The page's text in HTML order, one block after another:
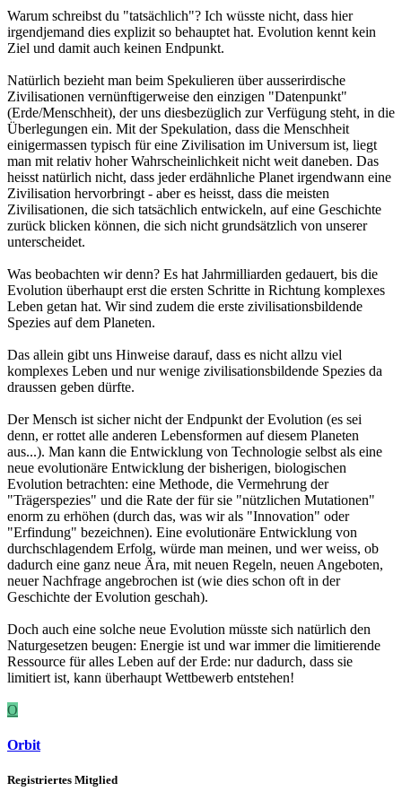
Warum schreibst du "tatsächlich"? Ich wüsste nicht, dass hier
irgendjemand dies explizit so behauptet hat. Evolution kennt kein
Ziel und damit auch keinen Endpunkt.
Natürlich bezieht man beim Spekulieren über ausserirdische
Zivilisationen vernünftigerweise den einzigen "Datenpunkt"
(Erde/Menschheit), der uns diesbezüglich zur Verfügung steht, in die
Überlegungen ein. Mit der Spekulation, dass die Menschheit
einigermassen typisch für eine Zivilisation im Universum ist, liegt
man mit relativ hoher Wahrscheinlichkeit nicht weit daneben. Das
heisst natürlich nicht, dass jeder erdähnliche Planet irgendwann eine
Zivilisation hervorbringt - aber es heisst, dass die meisten
Zivilisationen, die sich tatsächlich entwickeln, auf eine Geschichte
zurück blicken können, die sich nicht grundsätzlich von unserer
unterscheidet.
Was beobachten wir denn? Es hat Jahrmilliarden gedauert, bis die
Evolution überhaupt erst die ersten Schritte in Richtung komplexes
Leben getan hat. Wir sind zudem die erste zivilisationsbildende
Spezies auf dem Planeten.
Das allein gibt uns Hinweise darauf, dass es nicht allzu viel
komplexes Leben und nur wenige zivilisationsbildende Spezies da
draussen geben dürfte.
Der Mensch ist sicher nicht der Endpunkt der Evolution (es sei
denn, er rottet alle anderen Lebensformen auf diesem Planeten
aus...). Man kann die Entwicklung von Technologie selbst als eine
neue evolutionäre Entwicklung der bisherigen, biologischen
Evolution betrachten: eine Methode, die Vermehrung der
"Trägerspezies" und die Rate der für sie "nützlichen Mutationen"
enorm zu erhöhen (durch das, was wir als "Innovation" oder
"Erfindung" bezeichnen). Eine evolutionäre Entwicklung von
durchschlagendem Erfolg, würde man meinen, und wer weiss, ob
dadurch eine ganz neue Ära, mit neuen Regeln, neuen Angeboten,
neuer Nachfrage angebrochen ist (wie dies schon oft in der
Geschichte der Evolution geschah).
Doch auch eine solche neue Evolution müsste sich natürlich den
Naturgesetzen beugen: Energie ist und war immer die limitierende
Ressource für alles Leben auf der Erde: nur dadurch, dass sie
limitiert ist, kann überhaupt Wettbewerb entstehen!
O
Orbit
Registriertes Mitglied